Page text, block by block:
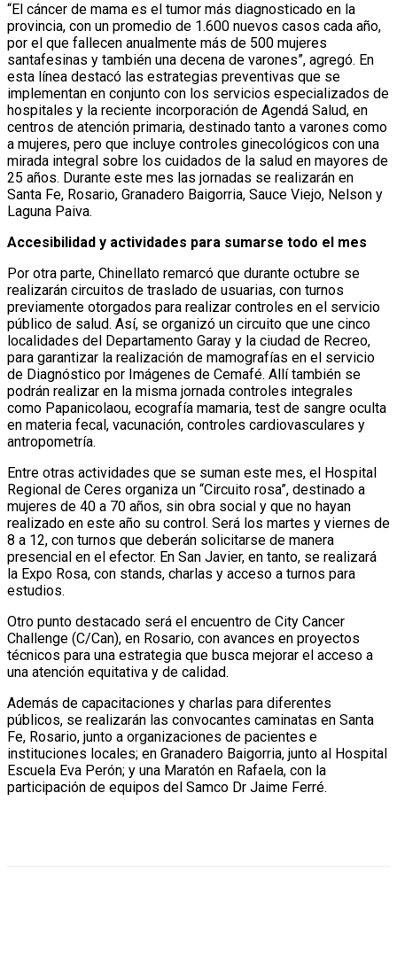
“El cáncer de mama es el tumor más diagnosticado en la
provincia, con un promedio de 1.600 nuevos casos cada año,
por el que fallecen anualmente más de 500 mujeres
santafesinas y también una decena de varones”, agregó. En
esta línea destacó las estrategias preventivas que se
implementan en conjunto con los servicios especializados de
hospitales y la reciente incorporación de Agendá Salud, en
centros de atención primaria, destinado tanto a varones como
a mujeres, pero que incluye controles ginecológicos con una
mirada integral sobre los cuidados de la salud en mayores de
25 años. Durante este mes las jornadas se realizarán en
Santa Fe, Rosario, Granadero Baigorria, Sauce Viejo, Nelson y
Laguna Paiva.
Accesibilidad y actividades para sumarse todo el mes
Por otra parte, Chinellato remarcó que durante octubre se
realizarán circuitos de traslado de usuarias, con turnos
previamente otorgados para realizar controles en el servicio
público de salud. Así, se organizó un circuito que une cinco
localidades del Departamento Garay y la ciudad de Recreo,
para garantizar la realización de mamografías en el servicio
de Diagnóstico por Imágenes de Cemafé. Allí también se
podrán realizar en la misma jornada controles integrales
como Papanicolaou, ecografía mamaria, test de sangre oculta
en materia fecal, vacunación, controles cardiovasculares y
antropometría.
Entre otras actividades que se suman este mes, el Hospital
Regional de Ceres organiza un “Circuito rosa”, destinado a
mujeres de 40 a 70 años, sin obra social y que no hayan
realizado en este año su control. Será los martes y viernes de
8 a 12, con turnos que deberán solicitarse de manera
presencial en el efector. En San Javier, en tanto, se realizará
la Expo Rosa, con stands, charlas y acceso a turnos para
estudios.
Otro punto destacado será el encuentro de City Cancer
Challenge (C/Can), en Rosario, con avances en proyectos
técnicos para una estrategia que busca mejorar el acceso a
una atención equitativa y de calidad.
Además de capacitaciones y charlas para diferentes
públicos, se realizarán las convocantes caminatas en Santa
Fe, Rosario, junto a organizaciones de pacientes e
instituciones locales; en Granadero Baigorria, junto al Hospital
Escuela Eva Perón; y una Maratón en Rafaela, con la
participación de equipos del Samco Dr Jaime Ferré.